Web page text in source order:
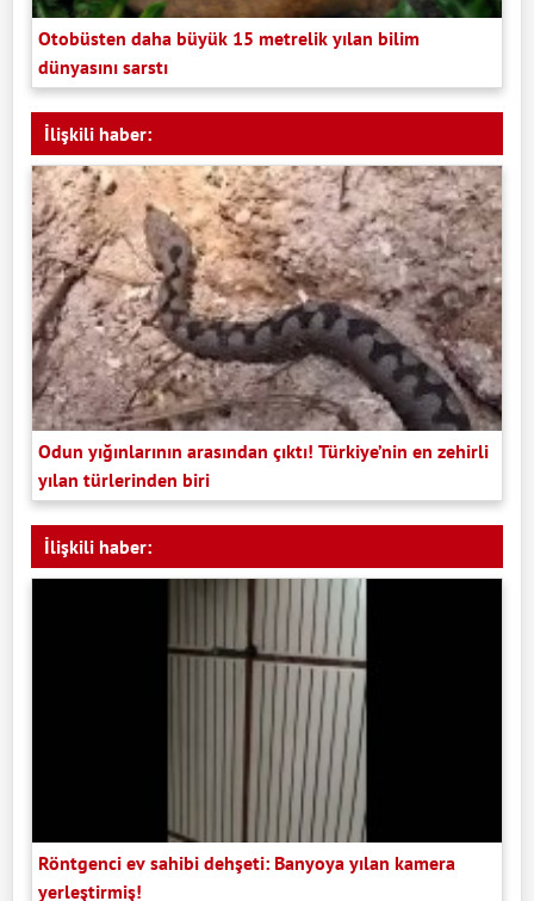
Otobüsten daha büyük 15 metrelik yılan bilim
dünyasını sarstı
İlişkili haber:
Odun yığınlarının arasından çıktı! Türkiye’nin en zehirli
yılan türlerinden biri
İlişkili haber:
Röntgenci ev sahibi dehşeti: Banyoya yılan kamera
yerleştirmiş!